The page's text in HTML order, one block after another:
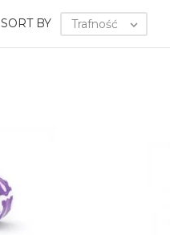
SORT BY Trafność 